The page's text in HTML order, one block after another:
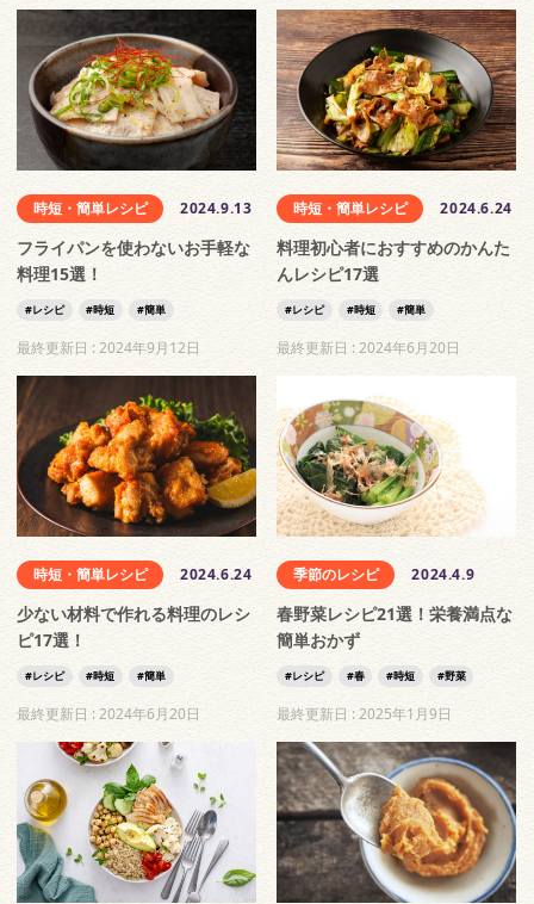
時短・簡単レシピ 2024.9.13
フライパンを使わないお手軽な
料理15選！
レシピ 時短 簡単
最終更新日 : 2024年9月12日
時短・簡単レシピ 2024.6.24
料理初心者におすすめのかんた
んレシピ17選
レシピ 時短 簡単
最終更新日 :2024年6月20日
時短・簡単レシピ 2024.6.24
少ない材料で作れる料理のレシ
ピ17選！
レシピ 時短 簡単
最終更新日 : 2024年6月20日
季節のレシピ 2024.4.9
春野菜レシピ21選！栄養満点な
簡単おかず
レシピ 春 時短 野菜
最終更新日 :2025年1月9日